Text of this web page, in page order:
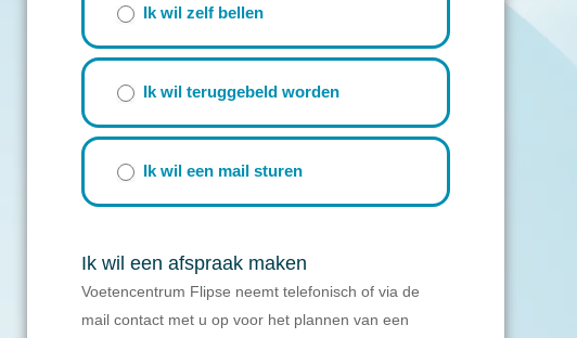
Ik wil zelf bellen
Ik wil teruggebeld worden
Ik wil een mail sturen
Ik wil een afspraak maken
Voetencentrum Flipse neemt telefonisch of via de
mail contact met u op voor het plannen van een